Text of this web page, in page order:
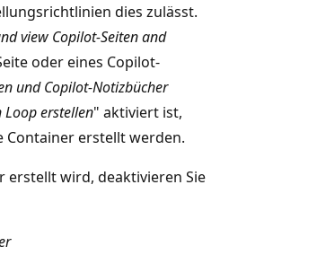
dies zulässt.
view Copilot-Seiten and
oder eines Copilot-
und Copilot-Notizbücher
Loop erstellen" aktiviert ist,
erstellt werden.
erstellt wird, deaktivieren Sie